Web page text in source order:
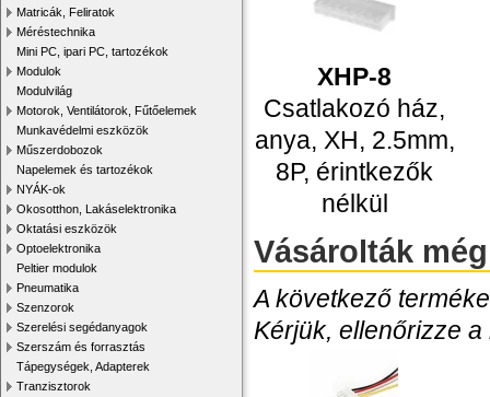
Matricák, Feliratok
Méréstechnika
Mini PC, ipari PC, tartozékok
Modulok
Modulvilág
Motorok, Ventilátorok, Fűtőelemek
Munkavédelmi eszközök
Műszerdobozok
Napelemek és tartozékok
NYÁK-ok
Okosotthon, Lakáselektronika
Oktatási eszközök
Optoelektronika
Peltier modulok
Pneumatika
Szenzorok
Szerelési segédanyagok
Szerszám és forrasztás
Tápegységek, Adapterek
Tranzisztorok
XHP-8
Csatlakozó ház,
anya, XH, 2.5mm,
8P, érintkezők
nélkül
Vásárolták még
A következő
Kérjük, ellenőrizze